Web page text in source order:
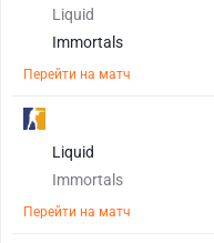
Liquid
Immortals
Перейти на матч
Liquid
Immortals
Перейти на матч